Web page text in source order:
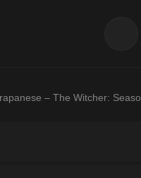
– The Witcher: